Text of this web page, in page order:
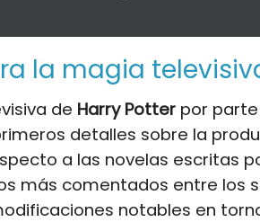
la magia
de Harry Potter por
detalles sobre la
a las novelas escritas
más comentados entre los
notables en